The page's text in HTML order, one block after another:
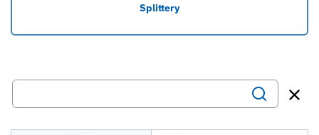
Splittery